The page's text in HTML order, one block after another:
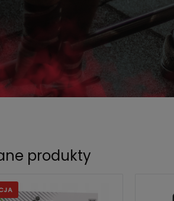
produkty